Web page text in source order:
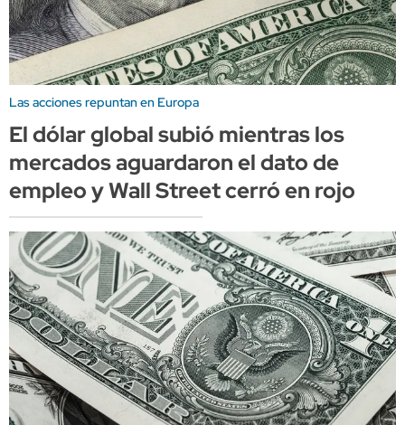
Las acciones repuntan en Europa
El dólar global subió mientras los
mercados aguardaron el dato de
empleo y Wall Street cerró en rojo